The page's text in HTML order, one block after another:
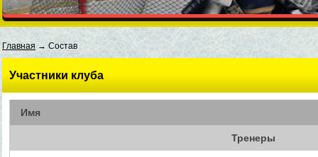
Главная → Состав
Участники клуба
Имя
Тренеры